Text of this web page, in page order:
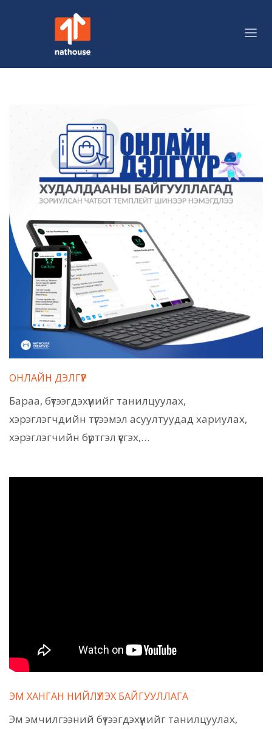
ОНЛАЙН ДЭЛГҮҮР
Бараа, бүтээгдэхүүнийг танилцуулах,
хэрэглэгчдийн түгээмэл асуултуудад хариулах,
хэрэглэгчийн бүртгэл үүсгэх,…
ЭМ ХАНГАН НИЙЛҮҮЛЭХ БАЙГУУЛЛАГА
Эм эмчилгээний бүтээгдэхүүнийг танилцуулах,